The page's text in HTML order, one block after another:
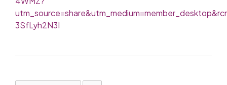
3SfLyh2N3I